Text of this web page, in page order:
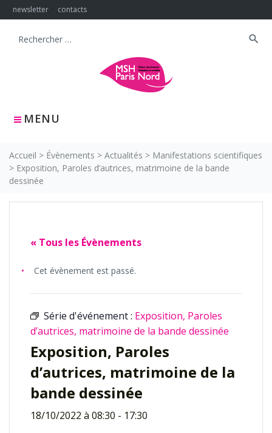
Skip
to
newsletter contacts
MENU
Search
search
Accueil > Évènements > Actualités > Manifestations scientifiques
> Exposition, Paroles d’autrices, matrimoine de la bande
dessinée
« Tous les Évènements
Cet évènement est passé.
Série d'événement : Exposition, Paroles
d’autrices, matrimoine de la bande dessinée
Exposition, Paroles
d’autrices, matrimoine de la
bande dessinée
18/10/2022 à 08:30 - 17:30